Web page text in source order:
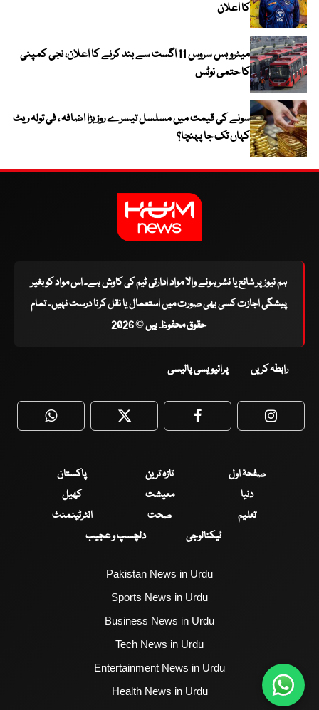
کا اعلان
میٹرو بس سروس 11 اگست سے بند کرنے کا اعلان، نجی کمپنی
کا حتمی نوٹس
سونے کی قیمت میں مسلسل تیسرے روز بڑا اضافہ ، فی تولہ ریٹ
کہاں تک جا پہنچا؟
ہم نیوز پر شائع یا نشر ہونے والا مواد ادارتی ٹیم کی کاوش ہے۔ اس مواد کو بغیر
پیشگی اجازت کسی بھی صورت میں استعمال یا نقل کرنا درست نہیں۔ تمام
حقوق محفوظ ہیں © 2026
رابطہ کریں پرائیویسی پالیسی
WhatsApp Twitter Facebook
صفحۂ اول تازہ ترین
پاکستان
دنیا
معیشت
کھیل
تعلیم
صحت
انٹرٹینمنٹ
ٹیکنالوجی
دلچسپ و عجیب
Pakistan News in Urdu
Sports News in Urdu
Business News in Urdu
Tech News in Urdu
Entertainment News in Urdu
Health News in Urdu